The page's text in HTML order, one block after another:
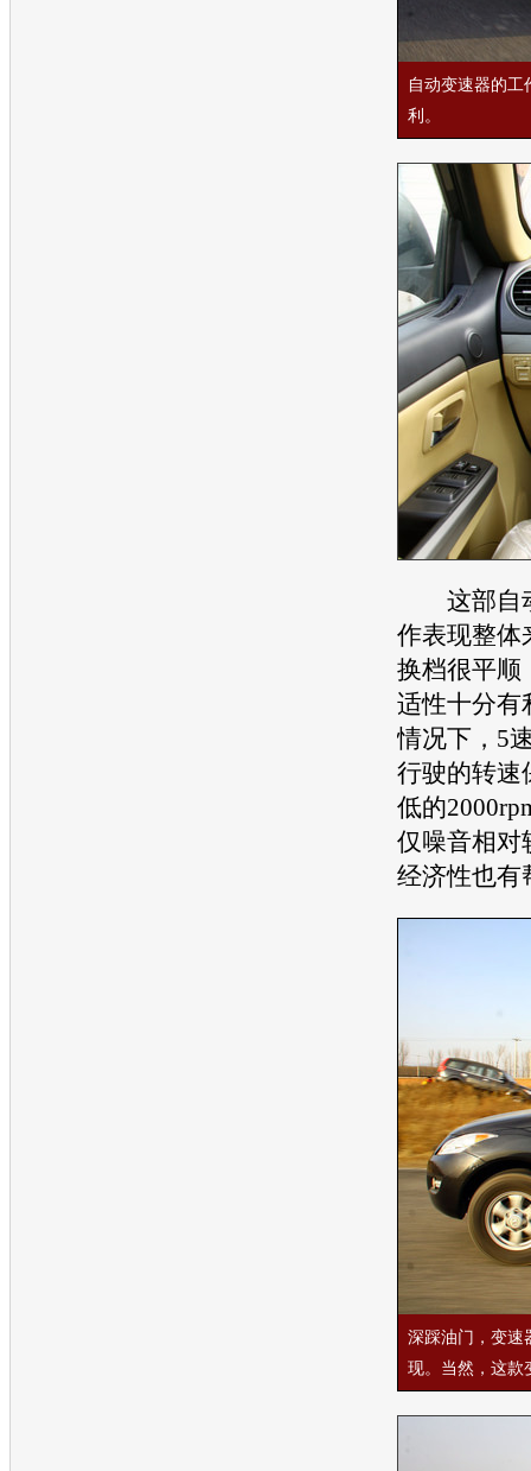
自动变速器的
利。
这部自
作表现整体
换档很平顺
适性十分有
情况下，5
行驶的转速
低的
仅噪音相对
经济性也有
深踩油门，变速
现。当然，这款